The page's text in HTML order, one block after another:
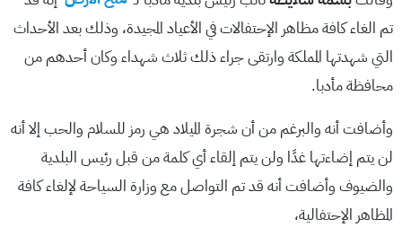
تم الغاء كافة مظاهر الإحتفالات في الأعياد المجيدة، وذلك بعد الأحداث
التي شهدتها المملكة وارتقى جراء ذلك ثلاث شهداء وكان أحدهم من
محافظة مأدبا.
وأضافت أنه والبرغم من أن شجرة الميلاد هي رمز للسلام والحب إلا أنه
لن يتم إضاءتها غدًا ولن يتم إلقاء أي كلمة من قبل رئيس البلدية
والضيوف وأضافت أنه قد تم التواصل مع وزارة السياحة لإلغاء كافة
المظاهر الإحتفالية،